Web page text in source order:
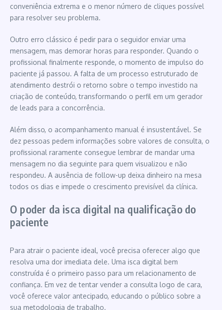
conveniência extrema e o menor número de cliques possível
para resolver seu problema.
Outro erro clássico é pedir para o seguidor enviar uma
mensagem, mas demorar horas para responder. Quando o
profissional finalmente responde, o momento de impulso do
paciente já passou. A falta de um processo estruturado de
atendimento destrói o retorno sobre o tempo investido na
criação de conteúdo, transformando o perfil em um gerador
de leads para a concorrência.
Além disso, o acompanhamento manual é insustentável. Se
dez pessoas pedem informações sobre valores de consulta, o
profissional raramente consegue lembrar de mandar uma
mensagem no dia seguinte para quem visualizou e não
respondeu. A ausência de follow-up deixa dinheiro na mesa
todos os dias e impede o crescimento previsível da clínica.
O poder da isca digital na qualificação do
paciente
Para atrair o paciente ideal, você precisa oferecer algo que
resolva uma dor imediata dele. Uma isca digital bem
construída é o primeiro passo para um relacionamento de
confiança. Em vez de tentar vender a consulta logo de cara,
você oferece valor antecipado, educando o público sobre a
sua metodologia de trabalho.